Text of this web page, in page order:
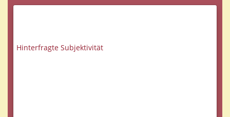
Hinterfragte Subjektivität